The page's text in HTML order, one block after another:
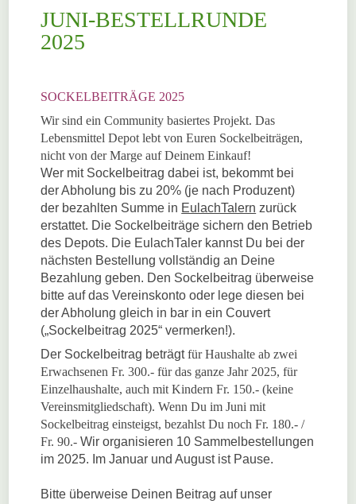
JUNI-BESTELLRUNDE
2025
SOCKELBEITRÄGE 2025
Wir sind ein Community basiertes Projekt. Das
Lebensmittel Depot lebt von Euren Sockelbeiträgen,
nicht von der Marge auf Deinem Einkauf!
Wer mit Sockelbeitrag dabei ist, bekommt bei
der Abholung bis zu 20% (je nach Produzent)
der bezahlten Summe in EulachTalern zurück
erstattet. Die Sockelbeiträge sichern den Betrieb
des Depots. Die EulachTaler kannst Du bei der
nächsten Bestellung vollständig an Deine
Bezahlung geben. Den Sockelbeitrag überweise
bitte auf das Vereinskonto oder lege diesen bei
der Abholung gleich in bar in ein Couvert
(„Sockelbeitrag 2025“ vermerken!).
Der Sockelbeitrag beträgtfür Haushalte ab zwei
Erwachsenen Fr. 300.- für das ganze Jahr 2025, für
Einzelhaushalte, auch mit Kindern Fr. 150.- (keine
Vereinsmitgliedschaft). Wenn Du im Juni mit
Sockelbeitrag einsteigst, bezahlst Du noch Fr. 180.- /
Fr. 90.-Wir organisieren 10 Sammelbestellungen
im 2025. Im Januar und August ist Pause.
Bitte überweise Deinen Beitrag auf unser